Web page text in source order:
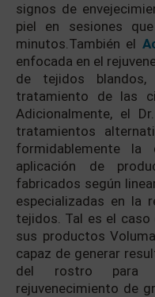
signos de
piel en sesiones
minutos.También el
enfocada en el
de tejidos
tratamiento de las
Adicionalmente, el
tratamientos
formidablemente
aplicación de
fabricados según
especializadas en la
tejidos. Tal es el caso
sus productos
capaz de generar
del rostro para
rejuvenecimiento de